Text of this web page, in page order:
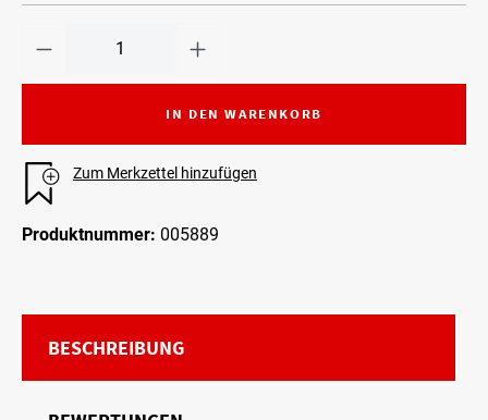
IN DEN WARENKORB
Zum Merkzettel hinzufügen
Produktnummer: 005889
BESCHREIBUNG